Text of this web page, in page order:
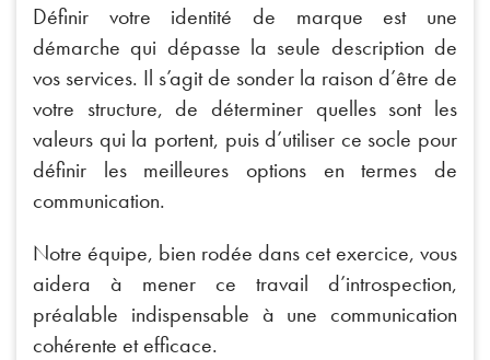
Définir votre identité de marque est une
démarche qui dépasse la seule description de
vos services. Il s’agit de sonder la raison d’être de
votre structure, de déterminer quelles sont les
valeurs qui la portent, puis d’utiliser ce socle pour
définir les meilleures options en termes de
communication.
Notre équipe, bien rodée dans cet exercice, vous
aidera à mener ce travail d’introspection,
préalable indispensable à une communication
cohérente et efficace.